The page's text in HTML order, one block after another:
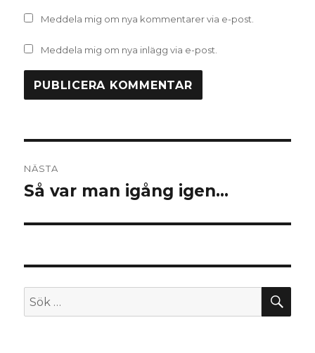
Meddela mig om nya kommentarer via e-post.
Meddela mig om nya inlägg via e-post.
NÄSTA
Nästa
Så var man igång igen…
Sök
efter: